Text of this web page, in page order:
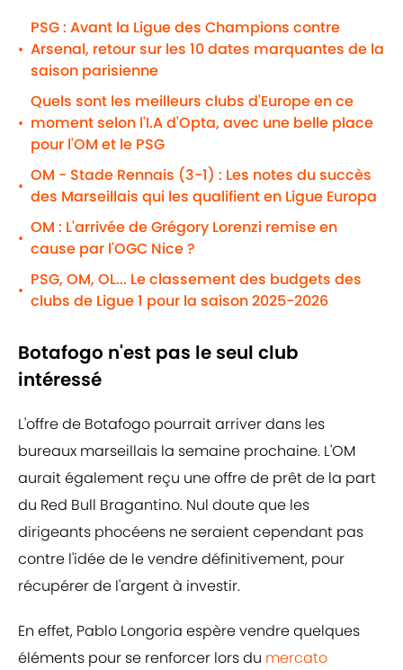
•
PSG : Avant la Ligue des Champions contre
Arsenal, retour sur les 10 dates marquantes de la
saison parisienne
•
Quels sont les meilleurs clubs d'Europe en ce
moment selon l'I.A d'Opta, avec une belle place
pour l'OM et le PSG
•
OM - Stade Rennais (3-1) : Les notes du succès
des Marseillais qui les qualifient en Ligue Europa
•
OM : L'arrivée de Grégory Lorenzi remise en
cause par l'OGC Nice ?
•
PSG, OM, OL... Le classement des budgets des
clubs de Ligue 1 pour la saison 2025-2026
Botafogo n'est pas le seul club
intéressé
L'offre de Botafogo pourrait arriver dans les
bureaux marseillais la semaine prochaine. L'OM
aurait également reçu une offre de prêt de la part
du Red Bull Bragantino. Nul doute que les
dirigeants phocéens ne seraient cependant pas
contre l'idée de le vendre définitivement, pour
récupérer de l'argent à investir.
En effet, Pablo Longoria espère vendre quelques
éléments pour se renforcer lors du mercato